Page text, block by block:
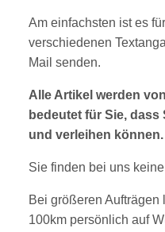
Am einfachsten ist es
verschiedenen
Mail senden.
Alle Artikel werden
bedeutet für Sie,
und verleihen können.
Sie finden bei uns
Bei größeren
100km persönlich auf